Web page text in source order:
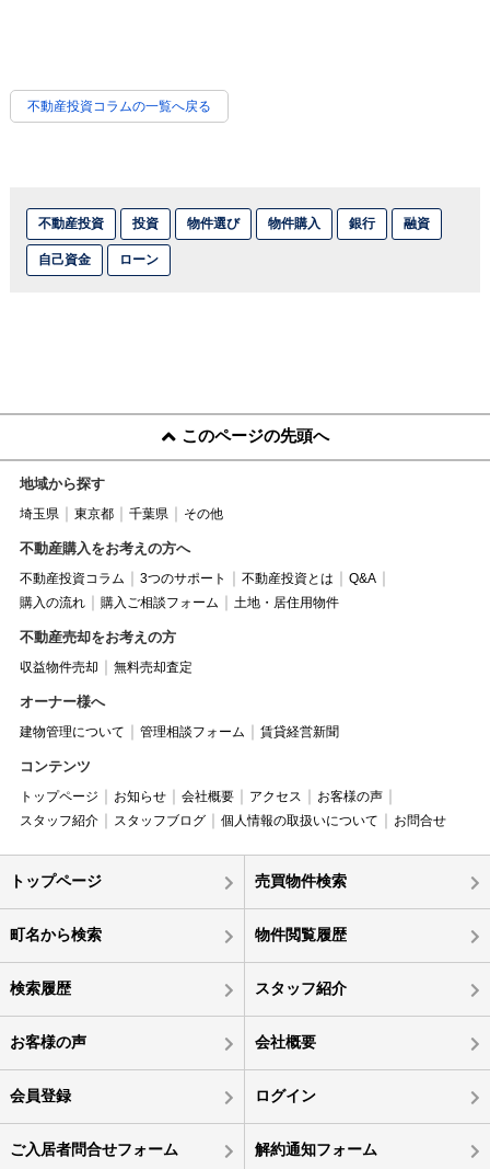
不動産投資コラムの一覧へ戻る
不動産投資 投資 物件選び 物件購入 銀行 融資
自己資金 ローン
このページの先頭へ
地域から探す
埼玉県 東京都 千葉県 その他
不動産購入をお考えの方へ
不動産投資コラム 3つのサポート 不動産投資とは
Q&A
購入の流れ
購入ご相談フォーム 土地・居住用物件
不動産売却をお考えの方
収益物件売却 無料売却査定
オーナー様へ
建物管理について 管理相談フォーム 賃貸経営新聞
コンテンツ
トップページ お知らせ 会社概要 アクセス
お客様の声
スタッフ紹介
スタッフブログ 個人情報の取扱いについて お問合せ
トップページ 売買物件検索
町名から検索 物件閲覧履歴
検索履歴 スタッフ紹介
お客様の声 会社概要
会員登録 ログイン
ご入居者問合せフォーム 解約通知フォーム